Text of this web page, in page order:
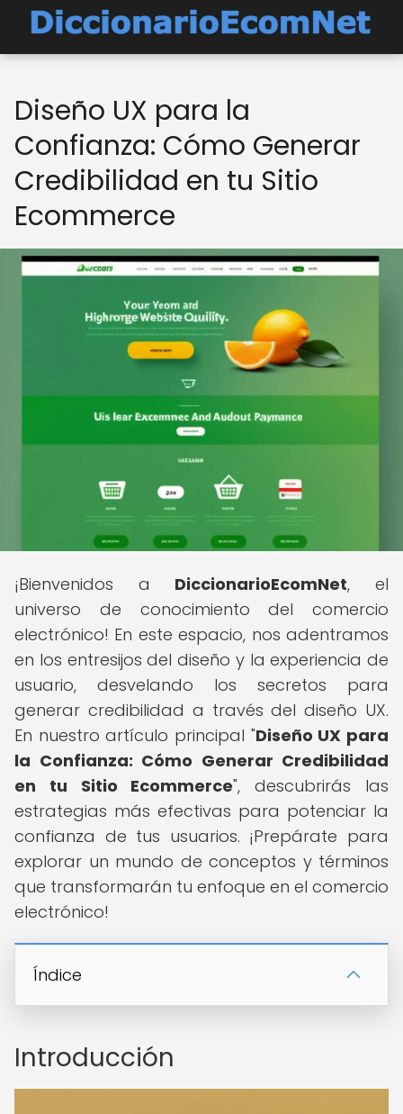
Diseño UX para la
Confianza: Cómo Generar
Credibilidad en tu Sitio
Ecommerce
¡Bienvenidos a DiccionarioEcomNet, el
universo de conocimiento del comercio
electrónico! En este espacio, nos adentramos
en los entresijos del diseño y la experiencia de
usuario, desvelando los secretos para
generar credibilidad a través del diseño UX.
En nuestro artículo principal "Diseño UX para
la Confianza: Cómo Generar Credibilidad
en tu Sitio Ecommerce", descubrirás las
estrategias más efectivas para potenciar la
confianza de tus usuarios. ¡Prepárate para
explorar un mundo de conceptos y términos
que transformarán tu enfoque en el comercio
electrónico!
Índice
Introducción